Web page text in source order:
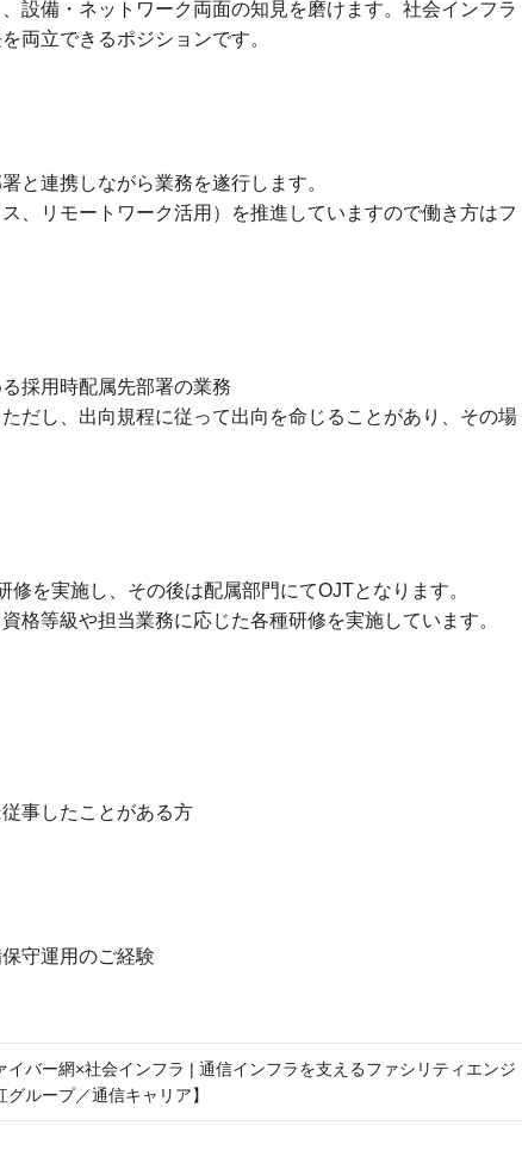
設備・ネットワーク両面の知見を磨けます。社会インフラ
両立できるポジションです。
と連携しながら業務を遂行します。
、リモートワーク活用）を推進していますので働き方はフ
採用時配属先部署の業務
だし、出向規程に従って出向を命じることがあり、その場
修を実施し、その後は配属部門にてOJTとなります。
格等級や担当業務に応じた各種研修を実施しています。
事したことがある方
守運用のご経験
イバー網×社会インフラ | 通信インフラを支えるファシリティエンジ
グループ／通信キャリア】